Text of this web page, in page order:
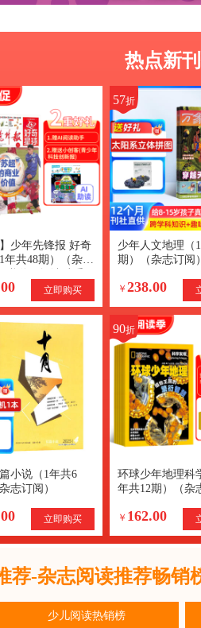
热点新
】少年先锋报 好奇
年共48期）（杂志
立即购买
57折
少年人文地理（
期）（杂志订阅）
￥ 238.00
小说（1年共6
志订阅）
立即购买
90折
环球少年地理科
年共12期）（杂
￥ 162.00
荐-杂志阅读推荐畅销
少儿阅读热销榜